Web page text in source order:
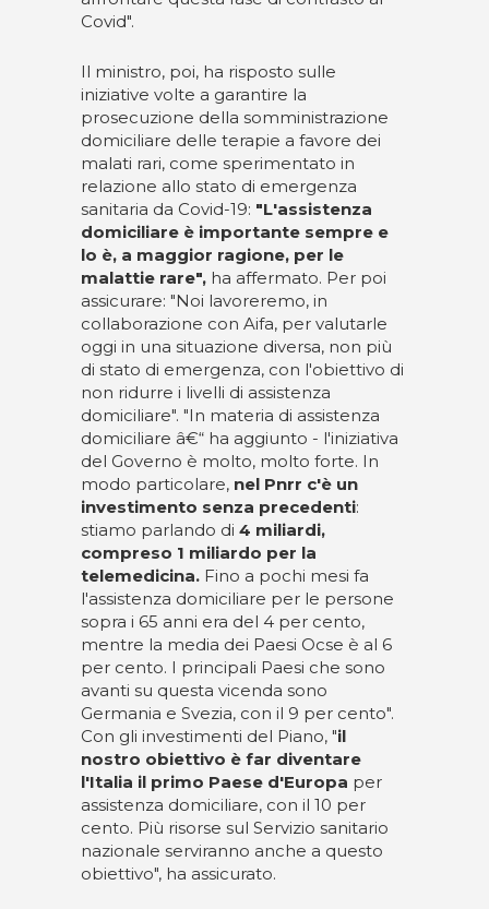
Covid".
Il ministro, poi, ha risposto sulle
iniziative volte a garantire la
prosecuzione della somministrazione
domiciliare delle terapie a favore dei
malati rari, come sperimentato in
relazione allo stato di emergenza
sanitaria da Covid-19: "L'assistenza
domiciliare è importante sempre e
lo è, a maggior ragione, per le
malattie rare", ha affermato. Per poi
assicurare: "Noi lavoreremo, in
collaborazione con Aifa, per valutarle
oggi in una situazione diversa, non più
di stato di emergenza, con l'obiettivo di
non ridurre i livelli di assistenza
domiciliare". "In materia di assistenza
domiciliare â€“ ha aggiunto - l'iniziativa
del Governo è molto, molto forte. In
modo particolare, nel Pnrr c'è un
investimento senza precedenti:
stiamo parlando di 4 miliardi,
compreso 1 miliardo per la
telemedicina. Fino a pochi mesi fa
l'assistenza domiciliare per le persone
sopra i 65 anni era del 4 per cento,
mentre la media dei Paesi Ocse è al 6
per cento. I principali Paesi che sono
avanti su questa vicenda sono
Germania e Svezia, con il 9 per cento".
Con gli investimenti del Piano, "il
nostro obiettivo è far diventare
l'Italia il primo Paese d'Europa per
assistenza domiciliare, con il 10 per
cento. Più risorse sul Servizio sanitario
nazionale serviranno anche a questo
obiettivo", ha assicurato.